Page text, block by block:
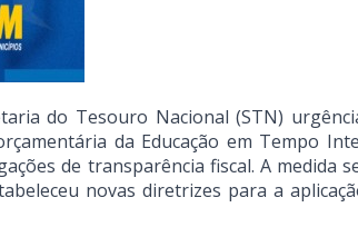
do Tesouro Nacional (STN)
da Educação em Tempo
de transparência fiscal. A medida
novas diretrizes para a